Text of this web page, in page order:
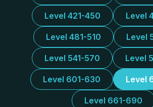
Level 421-450 Level
Level 481-510 Level
Level 541-570 Level
Level 601-630 Level
Level 661-690